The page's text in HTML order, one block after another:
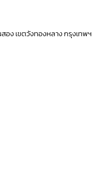
อง เขตวังทองหลาง กรุงเทพฯ